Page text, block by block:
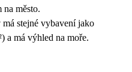
na město.
stejné vybavení jako
a má výhled na moře.